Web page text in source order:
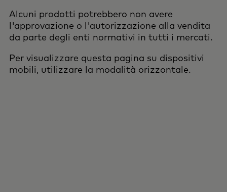
Alcuni prodotti potrebbero non avere
l'approvazione o l'autorizzazione alla vendita
da parte degli enti normativi in tutti i mercati.
Per visualizzare questa pagina su dispositivi
mobili, utilizzare la modalità orizzontale.